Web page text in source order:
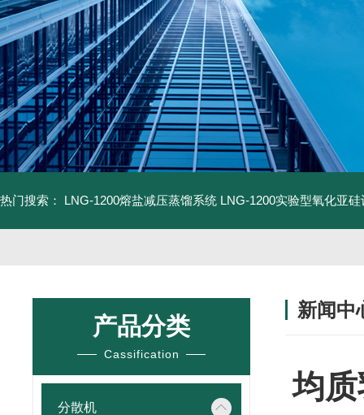
热门搜索： LNG-1200熔盐减压蒸馏系统 LNG-1200实验型氧化亚硅
产品分类
Cassification
分散机
新闻中
均